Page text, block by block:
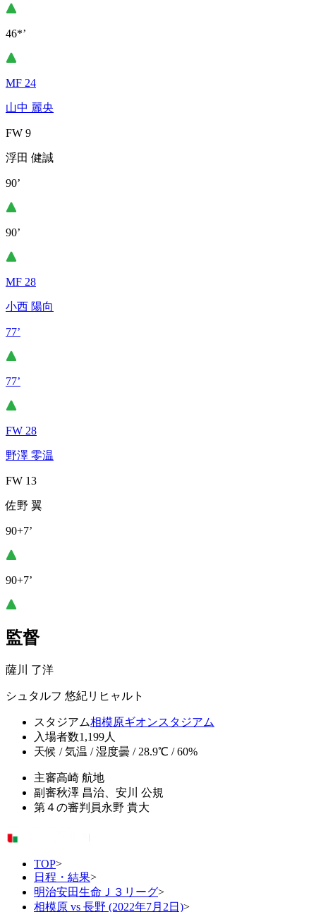
46*’
MF 24
山中 麗央
FW 9
浮田 健誠
90’
90’
MF 28
小西 陽向
77’
77’
FW 28
野澤 零温
FW 13
佐野 翼
90+7’
90+7’
監督
薩川 了洋
シュタルフ 悠紀リヒャルト
スタジアム相模原ギオンスタジアム
入場者数1,199人
天候 / 気温 / 湿度曇 / 28.9℃ / 60%
主審高崎 航地
副審秋澤 昌治、安川 公規
第４の審判員永野 貴大
TOP>
日程・結果>
明治安田生命Ｊ３リーグ>
相模原 vs 長野 (2022年7月2日)>